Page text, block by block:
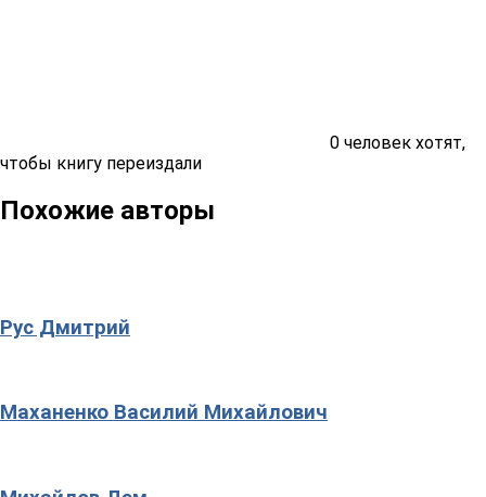
0 человек хотят,
чтобы книгу переиздали
Похожие авторы
Рус Дмитрий
Маханенко Василий Михайлович